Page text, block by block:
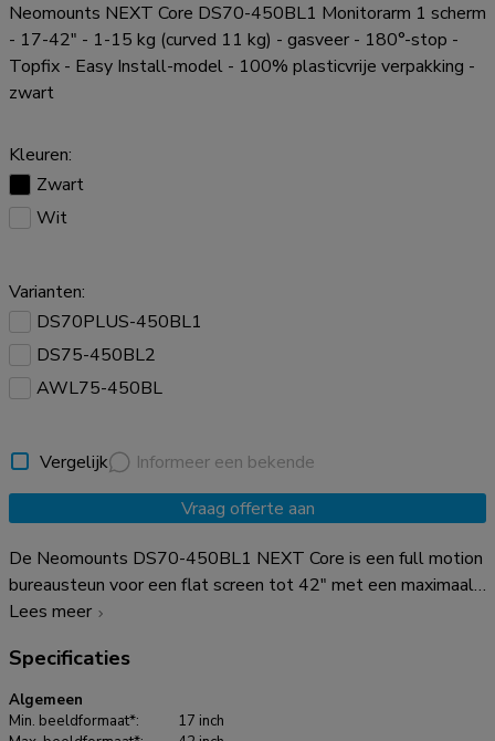
Neomounts NEXT Core DS70-450BL1 Monitorarm 1 scherm
- 17-42" - 1-15 kg (curved 11 kg) - gasveer - 180°-stop -
Topfix - Easy Install-model - 100% plasticvrije verpakking -
zwart
Kleuren:
Zwart
Wit
Varianten:
DS70PLUS-450BL1
DS75-450BL2
AWL75-450BL
Vergelijk
Informeer een bekende
Vraag offerte aan
De Neomounts DS70-450BL1 NEXT Core is een full motion
bureausteun voor een flat screen tot 42" met een maximaal
draagvermogen van 15 kg. Dankzij de veelzijdige kantel-
bureausteun aangepast worden naar iedere gewenste
kijkhoek en kan optimaal worden geprofiteerd van de
mogelijkheden van het scherm. Bovendien beschikt de steun
Lees meer
Specificaties
Algemeen
Min. beeldformaat*:
17 inch